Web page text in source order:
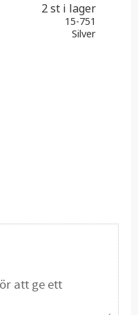
2 st i lager
15-751
Silver